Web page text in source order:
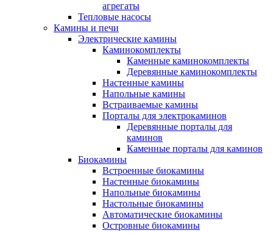
агрегаты
Тепловые насосы
Камины и печи
Электрические камины
Каминокомплекты
Каменные каминокомплекты
Деревянные каминокомплекты
Настенные камины
Напольные камины
Встраиваемые камины
Порталы для электрокаминов
Деревянные порталы для
каминов
Каменные порталы для каминов
Биокамины
Встроенные биокамины
Настенные биокамины
Напольные биокамины
Настольные биокамины
Автоматические биокамины
Островные биокамины